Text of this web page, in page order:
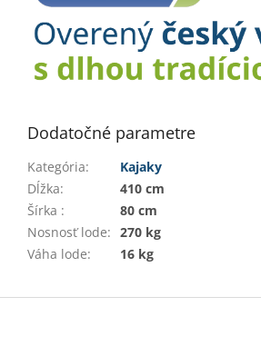
Dodatočné parametre
Kategória:
Kajaky
Dĺžka:
410 cm
Šírka :
80 cm
Nosnosť lode: 270 kg
Váha lode: 16 kg
Z